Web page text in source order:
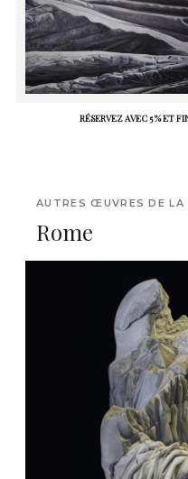
RÉSERVEZ AVEC 5 % ET
AUTRES ŒUVRES DE LA
Rome